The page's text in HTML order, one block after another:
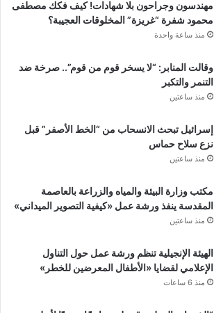
مهندسون وجراحون بلا شهادات! كيف فكك مصطفى
محمود شفرة “غريزة” المخلوقات العجيبة؟
منذ ساعة واحدة
وقالت المنابر: “لا يسخر قوم من قوم”.. صرخة ضد
التنمر والتكبر
منذ ساعتين
إسرائيل تبحث الانسحاب من “الخط الأصفر” قبل
نزع سلاح حماس
منذ ساعتين
مكتب وزارة البيئة والمياه والزراعة بالعاصمة
المقدسة ينفذ ورشة عمل «كيفية التصوير الميداني»
منذ ساعتين
الهيئة الإنجيلية تنظم ورشة عمل حول التناول
الإعلامي لقضايا «الأطفال المعرضين للخطر»
منذ 6 ساعات